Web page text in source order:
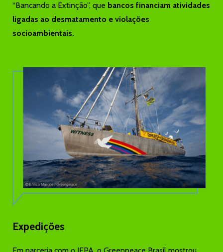
“Bancando a Extinção”, que bancos financiam atividades
ligadas ao desmatamento e violações
socioambientais.
Expedições